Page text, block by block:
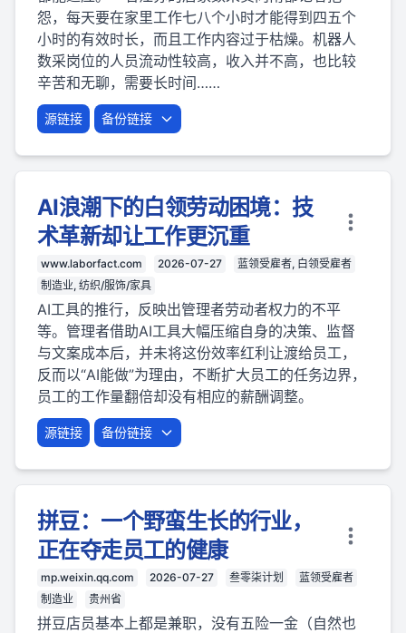
怨，每天要在家里工作七八个小时才能得到四五个
小时的有效时长，而且工作内容过于枯燥。机器人
数采岗位的人员流动性较高，收入并不高，也比较
辛苦和无聊，需要长时间……
源链接 备份链接
AI浪潮下的白领劳动困境：技
术革新却让工作更沉重
www.laborfact.com 2026-07-27
蓝领受雇者, 白领受雇者
制造业, 纺织/服饰/家具
AI工具的推行，反映出管理者劳动者权力的不平
等。管理者借助AI工具大幅压缩自身的决策、监督
与文案成本后，并未将这份效率红利让渡给员工，
反而以“AI能做”为理由，不断扩大员工的任务边界，
员工的工作量翻倍却没有相应的薪酬调整。
源链接 备份链接
拼豆：一个野蛮生长的行业，
正在夺走员工的健康
mp.weixin.qq.com 2026-07-27 叁零柒计划
蓝领受雇者
制造业
贵州省
拼豆店员基本上都是兼职，没有五险一金（自然也